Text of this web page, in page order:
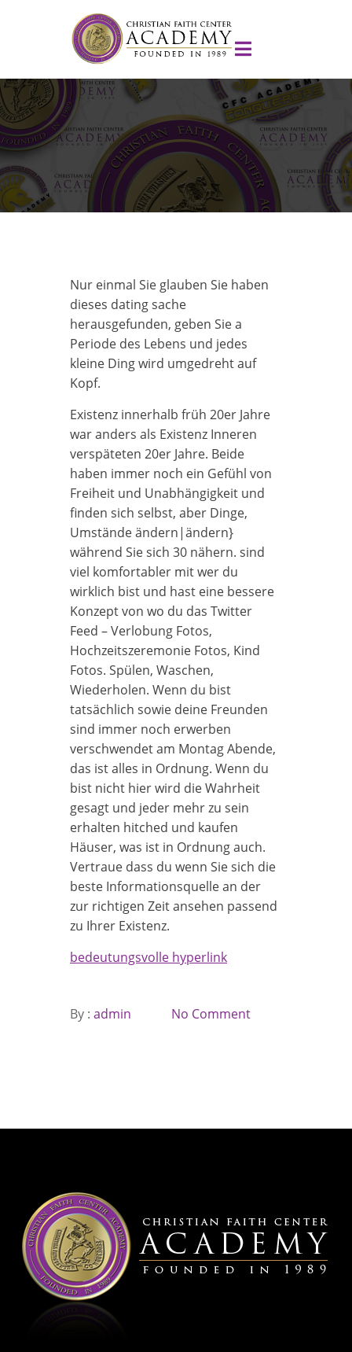
Nur einmal Sie glauben Sie haben
dieses dating sache
herausgefunden, geben Sie a
Periode des Lebens und jedes
kleine Ding wird umgedreht auf
Kopf.
Existenz innerhalb früh 20er Jahre
war anders als Existenz Inneren
verspäteten 20er Jahre. Beide
haben immer noch ein Gefühl von
Freiheit und Unabhängigkeit und
finden sich selbst, aber Dinge,
Umstände ändern|ändern}
während Sie sich 30 nähern. sind
viel komfortabler mit wer du
wirklich bist und hast eine bessere
Konzept von wo du das Twitter
Feed – Verlobung Fotos,
Hochzeitszeremonie Fotos, Kind
Fotos. Spülen, Waschen,
Wiederholen. Wenn du bist
tatsächlich sowie deine Freunden
sind immer noch erwerben
verschwendet am Montag Abende,
das ist alles in Ordnung. Wenn du
bist nicht hier wird die Wahrheit
gesagt und jeder mehr zu sein
erhalten hitched und kaufen
Häuser, was ist in Ordnung auch.
Vertraue dass du wenn Sie sich die
beste Informationsquelle an der
zur richtigen Zeit ansehen passend
zu Ihrer Existenz.
bedeutungsvolle hyperlink
By : admin No Comment